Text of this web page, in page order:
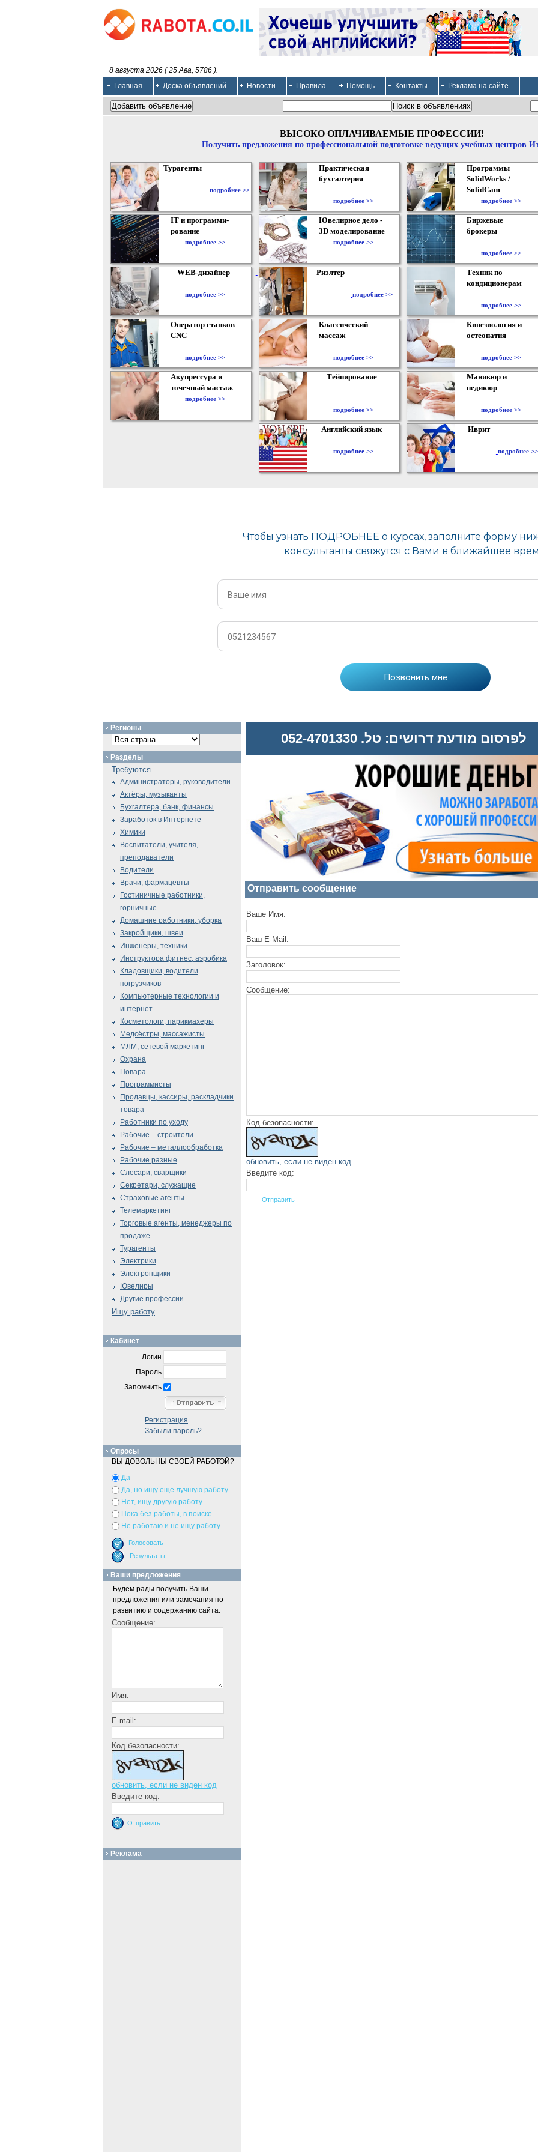
8 августа 2026 ( 25 Ава, 5786 ).
Главная
Доска объявлений Новости Правила Помощь Контакты Реклама на сайте
ВЫСОКО ОПЛАЧИВАЕМЫЕ ПРОФЕССИИ!
Получить предложения по профессиональной подготовке ведущих учебных центров
Турагенты
подробнее >>
Практическая
бухгалтерия
подробнее >>
Программы
SolidWorks /
SolidCam
подробнее >>
IT и программи-
рование
подробнее >>
Ювелирное дело -
3D моделирование
подробнее >>
Биржевые
брокеры
подробнее >>
WEB-дизайнер
подробнее >>
Риэлтер
подробнее >>
Техник по
кондиционерам
подробнее >>
Оператор станков
CNC
подробнее >>
Классический
массаж
подробнее >>
Кинезиология и
остеопатия
подробнее >>
Акупрессура и
точечный массаж
подробнее >>
Тейпирование
подробнее >>
Маникюр и
педикюр
подробнее >>
Английский язык
подробнее >>
Иврит
подробнее >>
לפרסום מודעת דרושים: טל. 052-4701330
Отправить сообщение
Ваше Имя:
Ваш E-Mail:
Заголовок:
Сообщение:
Код безопасности:
обновить, если не виден код
Введите код:
Регионы
Разделы
Требуются
Администраторы, руководители
Актёры, музыканты
Бухгалтера, банк, финансы
Заработок в Интернете
Химики
Воспитатели, учителя,
преподаватели
Водители
Врачи, фармацевты
Гостиничные работники,
горничные
Домашние работники, уборка
Закройщики, швеи
Инженеры, техники
Инструктора фитнес, аэробика
Кладовщики, водители
погрузчиков
Компьютерные технологии и
интернет
Косметологи, парикмахеры
Медсёстры, массажисты
МЛМ, сетевой маркетинг
Охрана
Повара
Программисты
Продавцы, кассиры, раскладчики
товара
Работники по уходу
Рабочие – строители
Рабочие – металлообработка
Рабочие разные
Слесари, сварщики
Секретари, служащие
Страховые агенты
Телемаркетинг
Торговые агенты, менеджеры по
продаже
Турагенты
Электрики
Электронщики
Ювелиры
Другие профессии
Ищу работу
Кабинет
Логин
Пароль
Запомнить
Регистрация
Забыли пароль?
Опросы
ВЫ ДОВОЛЬНЫ СВОЕЙ РАБОТОЙ?
Да
Да, но ищу еще лучшую работу
Нет, ищу другую работу
Пока без работы, в поиске
Не работаю и не ищу работу
Ваши предложения
Будем рады получить Ваши
предложения или замечания по
развитию и содержанию сайта.
Сообщение:
Имя:
E-mail:
Код безопасности:
обновить, если не виден код
Введите код:
Реклама